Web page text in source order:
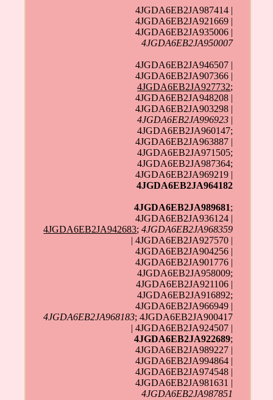
4JGDA6EB2JA987414 |
4JGDA6EB2JA921669 |
4JGDA6EB2JA935006 |
4JGDA6EB2JA950007
4JGDA6EB2JA946507 |
4JGDA6EB2JA907366 |
4JGDA6EB2JA927732;
4JGDA6EB2JA948208 |
4JGDA6EB2JA903298 |
4JGDA6EB2JA996923
4JGDA6EB2JA960147;
4JGDA6EB2JA963887 |
4JGDA6EB2JA971505;
4JGDA6EB2JA987364;
4JGDA6EB2JA969219 |
4JGDA6EB2JA964182
4JGDA6EB2JA989681;
4JGDA6EB2JA936124 |
4JGDA6EB2JA942683;4JGDA6EB2JA968359
| 4JGDA6EB2JA927570 |
4JGDA6EB2JA904256 |
4JGDA6EB2JA901776 |
4JGDA6EB2JA958009;
4JGDA6EB2JA921106 |
4JGDA6EB2JA916892;
4JGDA6EB2JA966949 |
4JGDA6EB2JA968183; 4JGDA6EB2JA900417
| 4JGDA6EB2JA924507 |
4JGDA6EB2JA922689;
4JGDA6EB2JA989227 |
4JGDA6EB2JA994864 |
4JGDA6EB2JA974548 |
4JGDA6EB2JA981631 |
4JGDA6EB2JA987851